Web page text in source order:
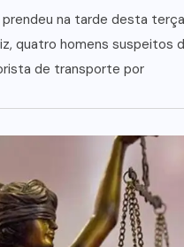
prendeu na tarde desta
quatro homens suspeitos
de transporte por